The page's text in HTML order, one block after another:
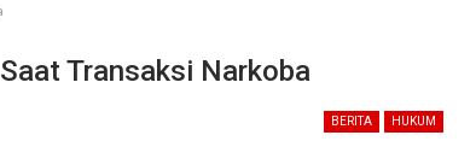
Transaksi Narkoba
BERITA HUKUM